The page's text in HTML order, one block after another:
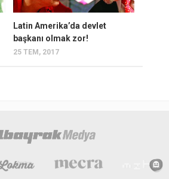
Latin Amerika’da devlet
başkanı olmak zor!
25 TEM, 2017